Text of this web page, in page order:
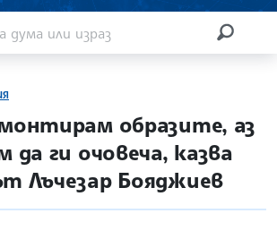
образите, аз
да ги очовеча, казва
Лъчезар Бояджиев